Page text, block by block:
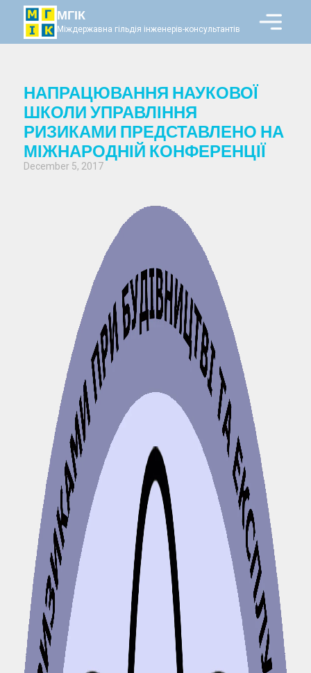
МГІК
Міждержавна гільдія інженерів-консультантів
НАПРАЦЮВАННЯ НАУКОВОЇ
ШКОЛИ УПРАВЛІННЯ
РИЗИКАМИ ПРЕДСТАВЛЕНО НА
МІЖНАРОДНІЙ КОНФЕРЕНЦІЇ
December 5, 2017